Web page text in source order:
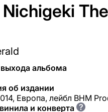
Nichigeki
альбома
об издании
Европа, лейбл BHM
и конверта ?